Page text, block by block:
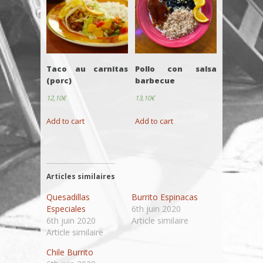
Taco au carnitas
(porc)
12,10€
Add to cart
Pollo con salsa
barbecue
13,10€
Add to cart
Articles similaires
Quesadillas
Especiales
6th juin 2020
Article similaire
Burrito Espinacas
6th juin 2020
Article similaire
Chile Burrito